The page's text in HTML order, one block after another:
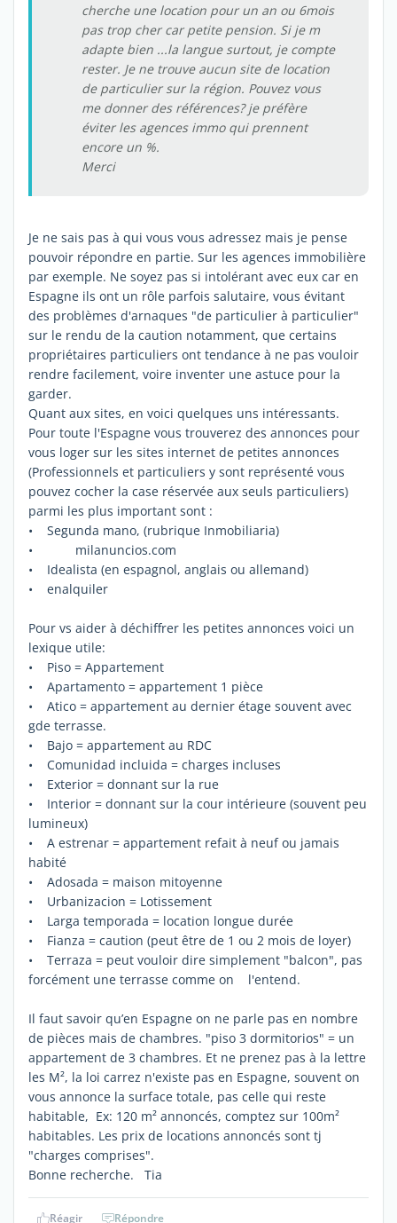
cherche une location pour un an ou 6mois
pas trop cher car petite pension. Si je m
adapte bien ...la langue surtout, je compte
rester. Je ne trouve aucun site de location
de particulier sur la région. Pouvez vous
me donner des références? je préfère
éviter les agences immo qui prennent
encore un %.
Merci
Je ne sais pas à qui vous vous adressez mais je pense
pouvoir répondre en partie. Sur les agences immobilière
par exemple. Ne soyez pas si intolérant avec eux car en
Espagne ils ont un rôle parfois salutaire, vous évitant
des problèmes d'arnaques "de particulier à particulier"
sur le rendu de la caution notamment, que certains
propriétaires particuliers ont tendance à ne pas vouloir
rendre facilement, voire inventer une astuce pour la
garder.
Quant aux sites, en voici quelques uns intéressants.
Pour toute l'Espagne vous trouverez des annonces pour
vous loger sur les sites internet de petites annonces
(Professionnels et particuliers y sont représenté vous
pouvez cocher la case réservée aux seuls particuliers)
parmi les plus important sont :
• Segunda mano, (rubrique Inmobiliaria)
• milanuncios.com
• Idealista (en espagnol, anglais ou allemand)
• enalquiler
Pour vs aider à déchiffrer les petites annonces voici un
lexique utile:
• Piso = Appartement
• Apartamento = appartement 1 pièce
• Atico = appartement au dernier étage souvent avec
gde terrasse.
• Bajo = appartement au RDC
• Comunidad incluida = charges incluses
• Exterior = donnant sur la rue
• Interior = donnant sur la cour intérieure (souvent peu
lumineux)
• A estrenar = appartement refait à neuf ou jamais
habité
• Adosada = maison mitoyenne
• Urbanizacion = Lotissement
• Larga temporada = location longue durée
• Fianza = caution (peut être de 1 ou 2 mois de loyer)
• Terraza = peut vouloir dire simplement "balcon", pas
forcément une terrasse comme on l'entend.
Il faut savoir qu’en Espagne on ne parle pas en nombre
de pièces mais de chambres. "piso 3 dormitorios" = un
appartement de 3 chambres. Et ne prenez pas à la lettre
les M², la loi carrez n'existe pas en Espagne, souvent on
vous annonce la surface totale, pas celle qui reste
habitable, Ex: 120 m² annoncés, comptez sur 100m²
habitables. Les prix de locations annoncés sont tj
"charges comprises".
Bonne recherche. Tia
Réagir Répondre